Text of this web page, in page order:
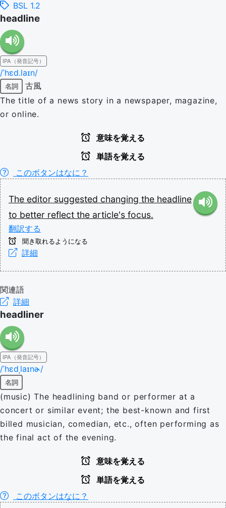
BSL 1.2
headline
IPA（発音記号）
/ˈhɛd.laɪn/
名詞
古風
The title of a news story in a newspaper, magazine,
or online.
意味を覚える
単語を覚える
このボタンはなに？
The editor suggested changing the headline
to better reflect the article's focus.
翻訳する
聞き取れるようになる
詳細
関連語
詳細
headliner
IPA（発音記号）
/ˈhɛdˌlaɪnɚ/
名詞
(music) The headlining band or performer at a
concert or similar event; the best-known and first
billed musician, comedian, etc., often performing as
the final act of the evening.
意味を覚える
単語を覚える
このボタンはなに？